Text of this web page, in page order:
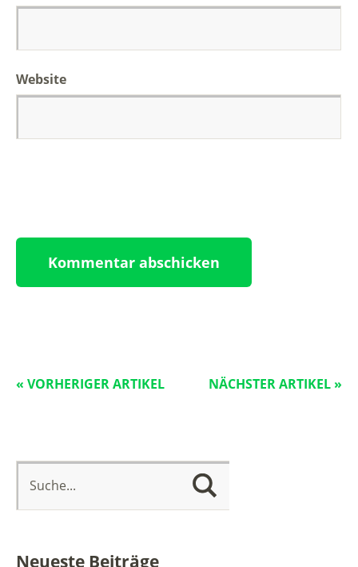
Website
NÄCHSTER ARTIKEL »
« VORHERIGER ARTIKEL
Neueste Beiträge